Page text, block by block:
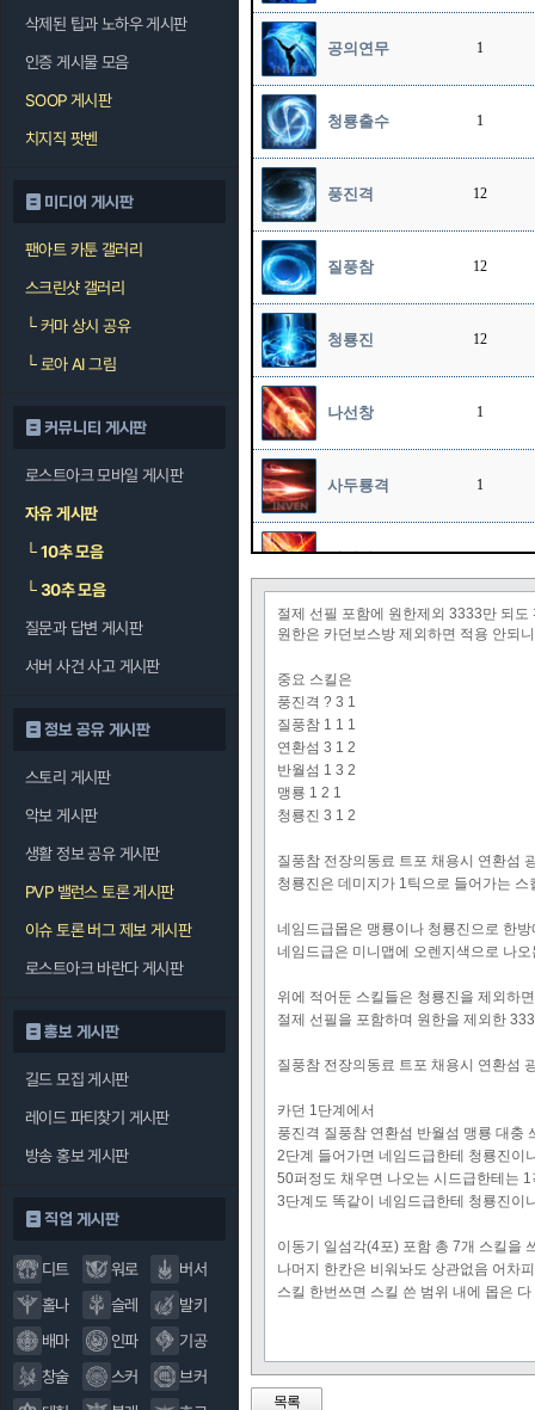
삭제된 팁과 노하우 게시판
인증 게시물 모음
SOOP 게시판
치지직 팟벤
미디어 게시판
팬아트 카툰 갤러리
스크린샷 갤러리
└커마 상시 공유
└로아 AI 그림
커뮤니티 게시판
로스트아크 모바일 게시판
자유 게시판
└10추 모음
└30추 모음
질문과 답변 게시판
서버 사건 사고 게시판
정보 공유 게시판
스토리 게시판
악보 게시판
생활 정보 공유 게시판
PVP 밸런스 토론 게시판
이슈 토론 버그 제보 게시판
로스트아크 바란다 게시판
홍보 게시판
길드 모집 게시판
레이드 파티찾기 게시판
방송 홍보 게시판
직업 게시판
디트 워로
버서
홀나
슬레
발키
배마
인파
기공
창술
스커
브커
공의연무 1
청룡출수 1
풍진격 12
질풍참 12
청룡진 12
나선창 1
사두룡격 1
굉열파 1
유성강천 1
절룡세
적룡포
절제 선필 포함에 원한제외 3333만 되
원한은 카던보스방 제외하면 적용 안되
중요 스킬은
풍진격 ? 3 1
질풍참 1 1 1
연환섬 3 1 2
반월섬 1 3 2
맹룡 1 2 1
청룡진 3 1 2
질풍참 전장의동료 트포 채용시 연환섬
청룡진은 데미지가 1틱으로 들어가는
네임드급몹은 맹룡이나 청룡진으로 한
네임드급은 미니맵에 오렌지색으로 나
위에 적어둔 스킬들은 청룡진을 제외하
절제 선필을 포함하며 원한을 제외한
질풍참 전장의동료 트포 채용시 연환섬
카던 1단계에서
풍진격 질풍참 연환섬 반월섬 맹룡 대충
2단계 들어가면 네임드급한테 청룡진이
50퍼정도 채우면 나오는 시드급한테는
3단계도 똑같이 네임드급한테 청룡진이
이동기 일섬각(4포) 포함 총 7개 스킬을
나머지 한칸은 비워놔도 상관없음 어차
스킬 한번쓰면 스킬 쓴 범위 내에 몹은
목록